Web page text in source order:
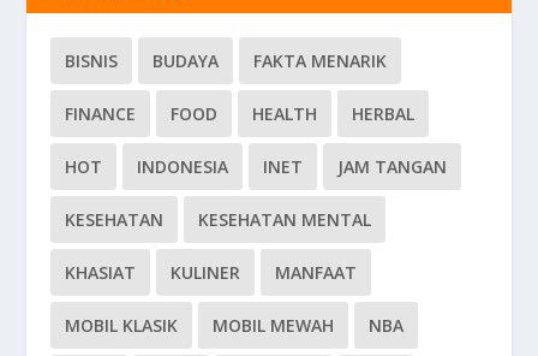
BISNIS BUDAYA FAKTA MENARIK
FINANCE FOOD HEALTH HERBAL
HOT INDONESIA INET JAM TANGAN
KESEHATAN KESEHATAN MENTAL
KHASIAT KULINER MANFAAT
MOBIL KLASIK MOBIL MEWAH NBA